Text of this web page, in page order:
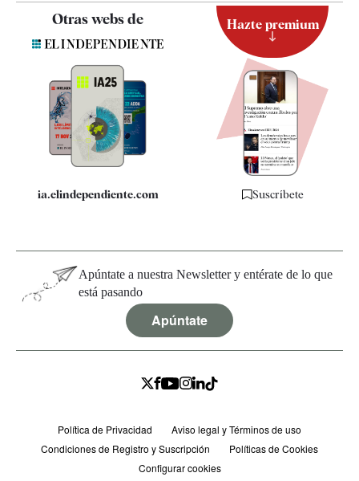
Contacto
Quiénes somos
Especificaciones
Otras webs de
ia.elindependiente.com
Hazte premium
Suscríbete
Apúntate a nuestra Newsletter y entérate de lo que
está pasando
Apúntate
Política de Privacidad
Aviso legal y Términos de uso
Condiciones de Registro y Suscripción
Políticas de Cookies
Configurar cookies